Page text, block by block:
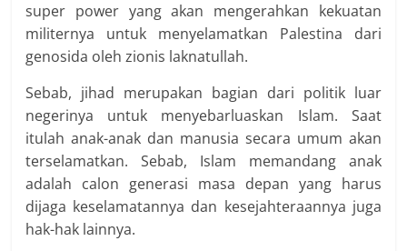
super power yang akan mengerahkan kekuatan
militernya untuk menyelamatkan Palestina dari
genosida oleh zionis laknatullah.
Sebab, jihad merupakan bagian dari politik luar
negerinya untuk menyebarluaskan Islam. Saat
itulah anak-anak dan manusia secara umum akan
terselamatkan. Sebab, Islam memandang anak
adalah calon generasi masa depan yang harus
dijaga keselamatannya dan kesejahteraannya juga
hak-hak lainnya.